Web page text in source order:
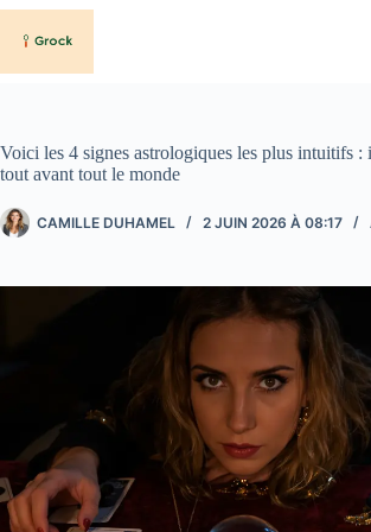
Passer
contenu
Voici les 4 signes astrologiques les plus intuitifs :
tout avant tout le monde
CAMILLE DUHAMEL 2 JUIN 2026 À 08:17